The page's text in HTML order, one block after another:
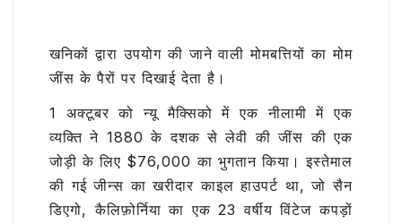
o
o
k
p
m
e
खनिकों द्वारा उपयोग की जाने वाली मोमबत्तियों का मोम
जींस के पैरों पर दिखाई देता है।
1 अक्टूबर को न्यू मैक्सिको में एक नीलामी में एक
व्यक्ति ने 1880 के दशक से लेवी की जींस की एक
जोड़ी के लिए $76,000 का भुगतान किया। इस्तेमाल
की गई जीन्स का खरीदार काइल हाउपर्ट था, जो सैन
डिएगो, कैलिफ़ोर्निया का एक 23 वर्षीय विंटेज कपड़ों